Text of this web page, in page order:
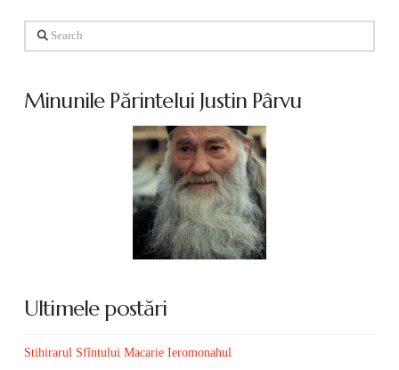
Search
Minunile Părintelui Justin Pârvu
Ultimele postări
Stihirarul Sfîntului Macarie Ieromonahul